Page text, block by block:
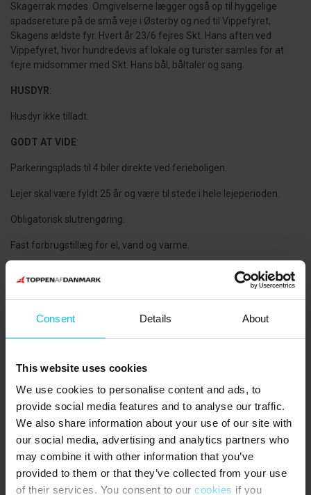
Consent Details About
This website uses cookies
We use cookies to personalise content and ads, to
provide social media features and to analyse our traffic.
We also share information about your use of our site with
our social media, advertising and analytics partners who
may combine it with other information that you’ve
provided to them or that they’ve collected from your use
of their services. You consent to our cookies if you
Skagerrak mødes. Omgivelserne lægger også op til hyggelige
spadsereture på de små veje i Østerby og ned til Vippefyret,
Skagens ældste fyr. Hvert år 23/6 fejres Skt. Hans aften ved
Vippefyret, hvor hundredevis af lokale og turister samles for at
fejre midsommer med Skt. Hans bål, båltaler og sang.
HUSDYR:
Husdyr ikke tilladt.
GODT AT VIDE:
Parkeringsplads til 4 biler direkte ved ferieboligen.
Lejer skal være fyldt 25 år og være til stede i hele lejeperioden.
Obligatorisk slutrengøring.
Fast forbrugstillæg for el, vand og varme.
1 soveværelse med dobbeltseng (180 x 200 cm) 1. sal
1 soveværelse med 3/4-seng (140 x 200 cm) kld.
Gennemgangsværelse med sovesofa. 2 sovepladser til børn. kld.
NÆRMESTE INDKØB:
Slagter samt bager 500 meter. Supermarked 750 meter.